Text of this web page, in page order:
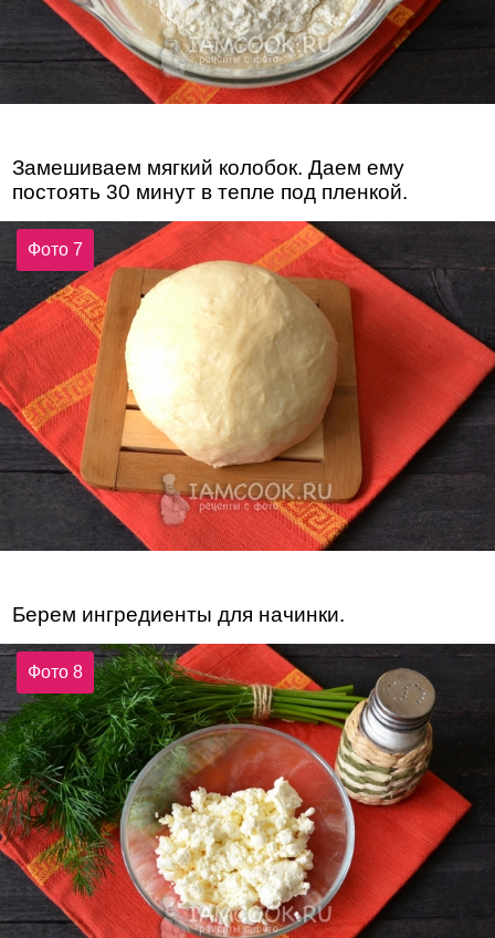
Замешиваем мягкий колобок. Даем ему
постоять 30 минут в тепле под пленкой.
Фото 7
Берем ингредиенты для начинки.
Фото 8